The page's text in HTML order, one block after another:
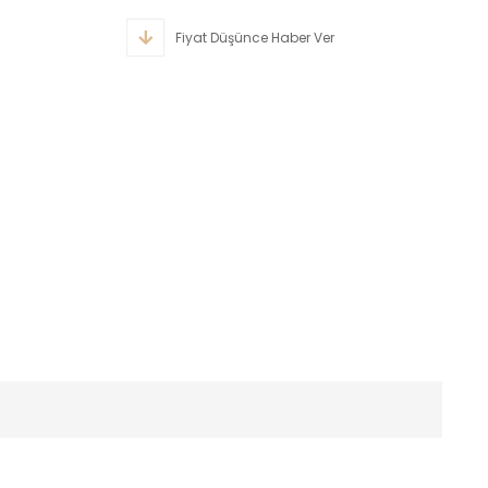
Fiyat Düşünce Haber Ver